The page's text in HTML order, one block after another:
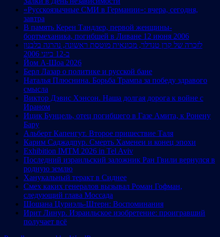
«Русскоязычные СМИ в Германии»: вчера, сегодня,
завтра
В память Керен Тандлер, первой женщины-
бортмеханика, погибшей в Ливане 12 июня 2006
לזכרה של קרן טנדלר, מכונאית מוטסת ראשונה, נהרגה בלבנון
ב-12 ביוני 2006
Йом А-Шоа 2026
Берл Лазар о политике и русской бане
Наталья Плюснина. Борьба Трампа за победу здравого
смысла
Виктор Дэвис Хэнсон. Наша долгая дорога к войне с
Ираном
Ицик Бунцель, отец погибшего в Газе Амита, к Ронену
Бару
Альберт Капенгут. Второе пришествие Таля
Карим Саджадпур. Смерть Хаменеи и конец эпохи
Exhibition IMTM 2026 in Tel Aviv
Последний израильский заложник Ран Гвили вернулся в
родную землю
Ханукальный теракт в Сиднее
Смех каких генералов вызывал Роман Гофман,
следующий глава Моссада
Шошана Цуриэль-Штерн: Воспоминания
Ирит Линур. Израильское изобретение: проигравший
получает всё